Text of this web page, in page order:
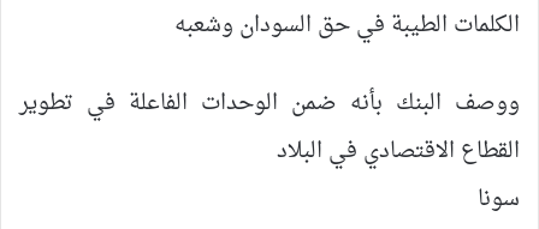
الكلمات الطيبة في حق السودان وشعبه
ووصف البنك بأنه ضمن الوحدات الفاعلة في تطوير
القطاع الاقتصادي في البلاد
سونا